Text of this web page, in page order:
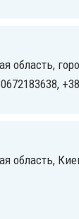
область,
область,